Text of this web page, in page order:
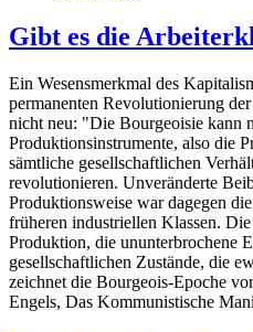
Gibt es die
Ein Wesensmerkmal des
permanenten Revolutionierung
nicht neu: "Die Bourgeoisie kann
Produktionsinstrumente, also die
sämtliche gesellschaftlichen
revolutionieren. Unveränderte
Produktionsweise war dagegen
früheren industriellen Klassen.
Produktion, die ununterbrochene
gesellschaftlichen Zustände, die
zeichnet die Bourgeois-Epoche
Engels, Das Kommunistische